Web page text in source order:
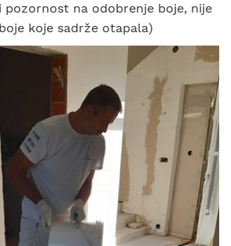
pozornost na odobrenje boje, nije
koje sadrže otapala)